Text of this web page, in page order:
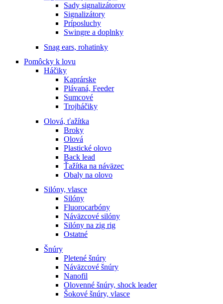
Sady signalizátorov
Signalizátory
Príposluchy
Swingre a doplnky
Snag ears, rohatinky
Pomôcky k lovu
Háčiky
Kaprárske
Plávaná, Feeder
Sumcové
Trojháčiky
Olová, ťažítka
Broky
Olová
Plastické olovo
Back lead
Ťažítka na náväzec
Obaly na olovo
Silóny, vlasce
Silóny
Fluorocarbóny
Náväzcové silóny
Silóny na zig rig
Ostatné
Šnúry
Pletené šnúry
Náväzcové šnúry
Nanofil
Olovenné šnúry, shock leader
Šokové šnúry, vlasce